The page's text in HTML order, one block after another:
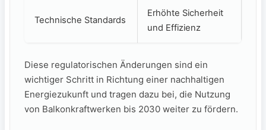
Technische Standards
Erhöhte ‍Sicherheit
und ⁣Effizienz
Diese regulatorischen Änderungen sind ein
‍wichtiger Schritt in Richtung einer nachhaltigen
Energiezukunft und tragen dazu bei, die ⁢Nutzung‌
von Balkonkraftwerken bis 2030 weiter zu fördern.